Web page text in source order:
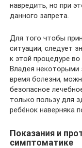
навредить, но при
данного запрета.
Для того чтобы
ситуации, следует
к этой процедуре во
Владея некоторыми
время болезни,
безопасное
только пользу для
ребёнок наверняка
Показания и
симптоматике